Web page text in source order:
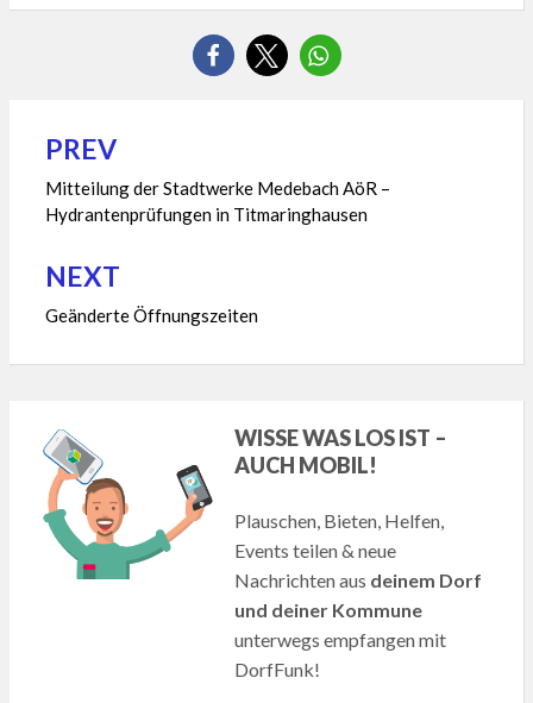
Beitragsnavigation
PREV
Mitteilung der Stadtwerke Medebach AöR –
Hydrantenprüfungen in Titmaringhausen
NEXT
Geänderte Öffnungszeiten
WISSE WAS LOS IST –
AUCH MOBIL!
Plauschen, Bieten, Helfen,
Events teilen & neue
Nachrichten aus deinem Dorf
und deiner Kommune
unterwegs empfangen mit
DorfFunk!